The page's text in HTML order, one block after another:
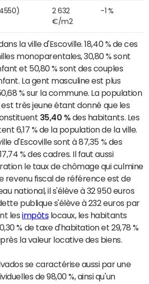
2 632
€/m2
-1 %
la ville d'Escoville. 18,40 % de ces
monoparentales, 30,80 % sont
et 50,80 % sont des couples
La gent masculine est plus
% sur la commune. La population
est très jeune étant donné que les
35,40 % des habitants. Les
6,17 % de la population de la ville.
d'Escoville sont à 87,35 % des
% des cadres. Il faut aussi
le taux de chômage qui culmine
revenu fiscal de référence est de
national, il s'élève à 32 950 euros
publique s'élève à 232 euros par
lesimpôtslocaux, les habitants
% de taxe d'habitation et 29,78 %
la valeur locative des biens.
se caractérise aussi par une
de 98,00 %, ainsi qu'un